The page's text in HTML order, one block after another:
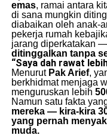
emas, ramai antara
di sana mungkin
diabaikan oleh anak-
pekerja rumah
jarang diperkatakan
ditinggalkan tanpa
“Saya dah rawat
Menurut Pak Arief,
berkhidmat menjaga
menguruskan lebih
Namun satu fakta
mereka — kira-kira
yang pernah
muda.